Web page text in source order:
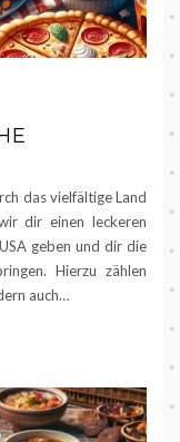
das vielfältige Land
dir einen leckeren
geben und dir die
Hierzu zählen
auch…